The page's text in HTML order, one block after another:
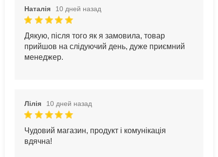
Наталія 10 дней назад
Дякую, після того як я замовила, товар
прийшов на слідуючий день, дуже приємний
менеджер.
Лілія 10 дней назад
Чудовий магазин, продукт і комунікація
вдячна!